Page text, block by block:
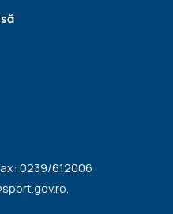
0239/612006